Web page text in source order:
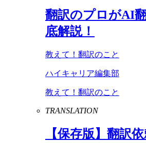
翻訳のプロがAI
底解説！
教えて！翻訳のこと
ハイキャリア編集部
教えて！翻訳のこと
TRANSLATION
【保存版】翻訳